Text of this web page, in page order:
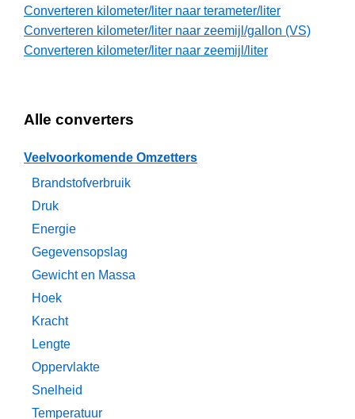
Converteren kilometer/liter naar terameter/liter
Converteren kilometer/liter naar zeemijl/gallon (VS)
Converteren kilometer/liter naar zeemijl/liter
Alle converters
Veelvoorkomende Omzetters
Brandstofverbruik
Druk
Energie
Gegevensopslag
Gewicht en Massa
Hoek
Kracht
Lengte
Oppervlakte
Snelheid
Temperatuur